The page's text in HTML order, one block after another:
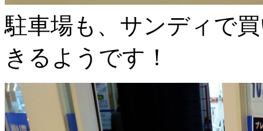
駐車場も、サンディで
きるようです！